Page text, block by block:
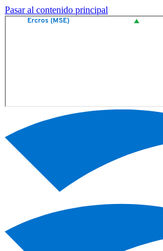
Pasar al contenido principal